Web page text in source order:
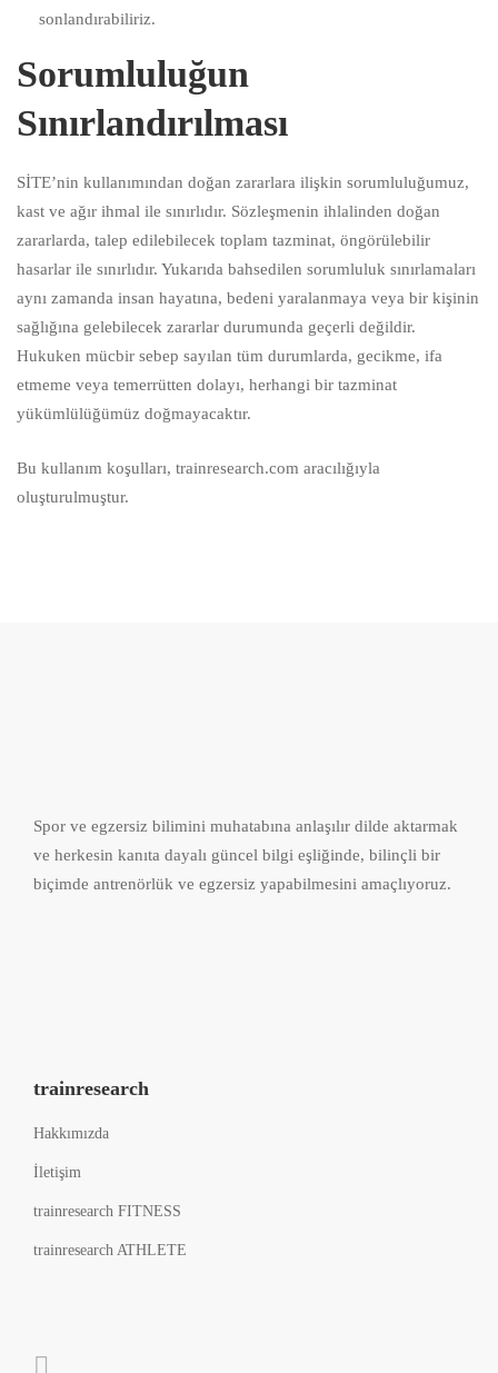
sonlandırabiliriz.
Sorumluluğun
Sınırlandırılması
SİTE’nin kullanımından doğan zararlara ilişkin sorumluluğumuz,
kast ve ağır ihmal ile sınırlıdır. Sözleşmenin ihlalinden doğan
zararlarda, talep edilebilecek toplam tazminat, öngörülebilir
hasarlar ile sınırlıdır. Yukarıda bahsedilen sorumluluk sınırlamaları
aynı zamanda insan hayatına, bedeni yaralanmaya veya bir kişinin
sağlığına gelebilecek zararlar durumunda geçerli değildir.
Hukuken mücbir sebep sayılan tüm durumlarda, gecikme, ifa
etmeme veya temerrütten dolayı, herhangi bir tazminat
yükümlülüğümüz doğmayacaktır.
Bu kullanım koşulları, trainresearch.com aracılığıyla
oluşturulmuştur.
Spor ve egzersiz bilimini muhatabına anlaşılır dilde aktarmak
ve herkesin kanıta dayalı güncel bilgi eşliğinde, bilinçli bir
biçimde antrenörlük ve egzersiz yapabilmesini amaçlıyoruz.
trainresearch
Hakkımızda
İletişim
trainresearch FITNESS
trainresearch ATHLETE